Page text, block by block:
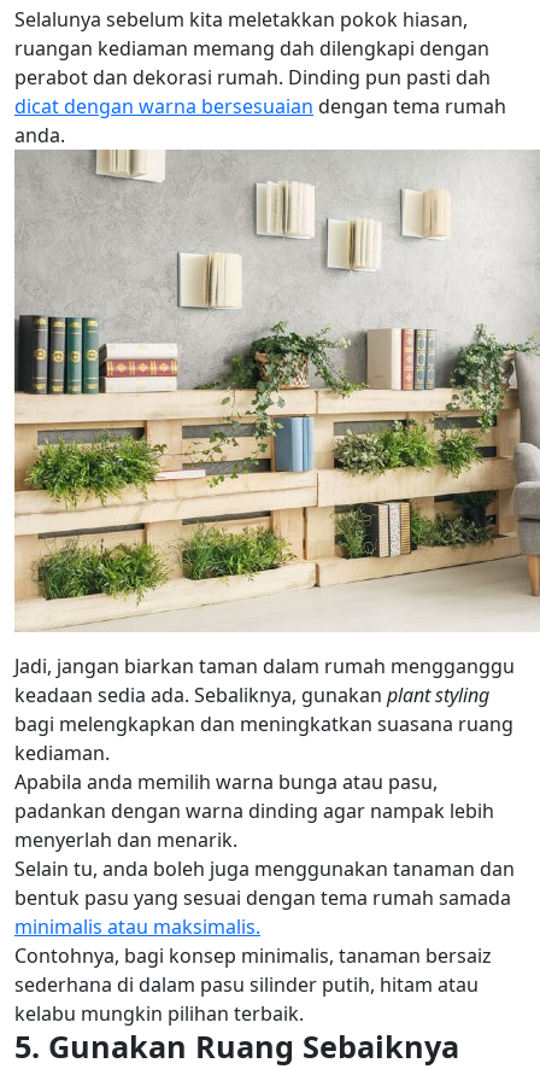
Selalunya sebelum kita meletakkan pokok hiasan,
ruangan kediaman memang dah dilengkapi dengan
perabot dan dekorasi rumah. Dinding pun pasti dah
dicat dengan warna bersesuaian dengan tema rumah
anda.
Jadi, jangan biarkan taman dalam rumah mengganggu
keadaan sedia ada. Sebaliknya, gunakan plant styling
bagi melengkapkan dan meningkatkan suasana ruang
kediaman.
Apabila anda memilih warna bunga atau pasu,
padankan dengan warna dinding agar nampak lebih
menyerlah dan menarik.
Selain tu, anda boleh juga menggunakan tanaman dan
bentuk pasu yang sesuai dengan tema rumah samada
minimalis atau maksimalis.
Contohnya, bagi konsep minimalis, tanaman bersaiz
sederhana di dalam pasu silinder putih, hitam atau
kelabu mungkin pilihan terbaik.
5. Gunakan Ruang Sebaiknya